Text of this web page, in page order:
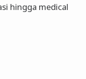
hingga medical